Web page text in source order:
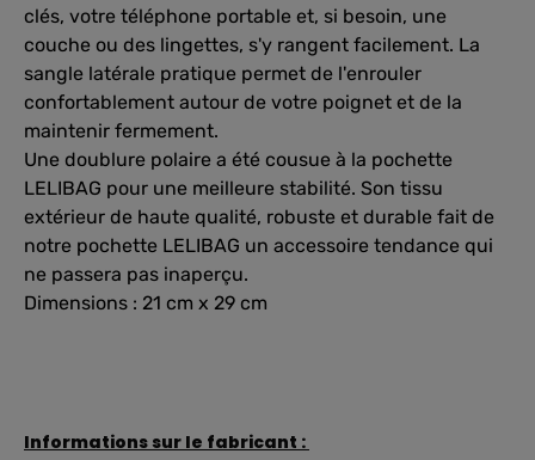
clés, votre téléphone portable et, si besoin, une
couche ou des lingettes, s'y rangent facilement. La
sangle latérale pratique permet de l'enrouler
confortablement autour de votre poignet et de la
maintenir fermement.
Une doublure polaire a été cousue à la pochette
LELIBAG pour une meilleure stabilité. Son tissu
extérieur de haute qualité, robuste et durable fait de
notre pochette LELIBAG un accessoire tendance qui
ne passera pas inaperçu.
Dimensions : 21 cm x 29 cm
Informations sur le fabricant :